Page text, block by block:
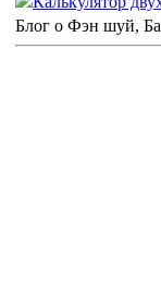
Блог о Фэн шуй,